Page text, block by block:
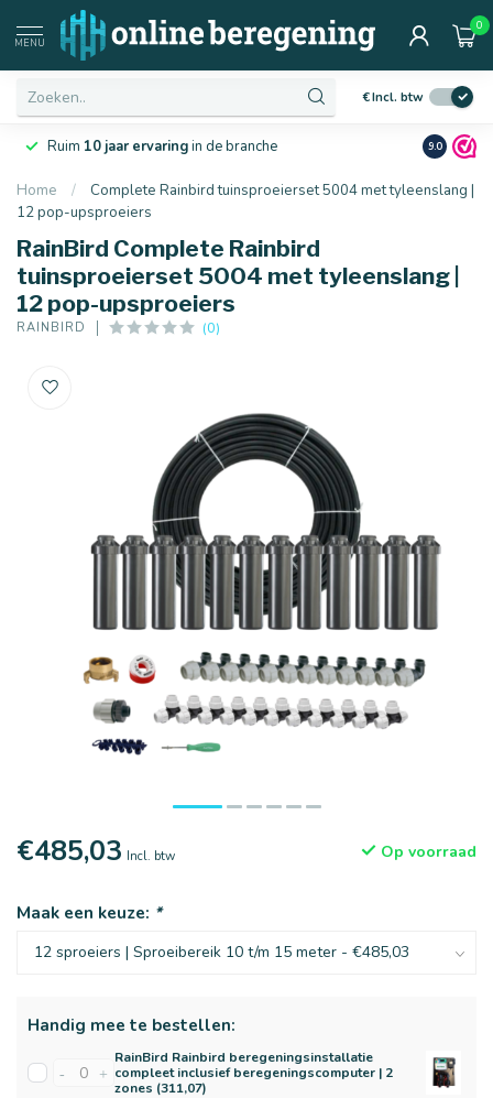
MENU
0
€Incl. btw
Laagste prijsgarantievan Nederland Netjesen
9.0
Home /
Complete Rainbird tuinsproeierset 5004 met tyleenslang |
12 pop-upsproeiers
RainBird Complete Rainbird
tuinsproeierset 5004 met tyleenslang |
12 pop-upsproeiers
RAINBIRD (0)
€485,03 Incl. btw Op voorraad
Maak een keuze: *
Handig mee te bestellen:
- +
RainBird Rainbird beregeningsinstallatie
compleet inclusief beregeningscomputer | 2
zones (311,07)